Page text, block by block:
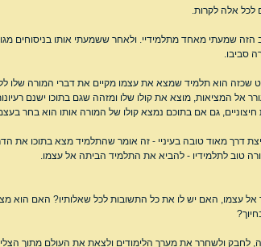
לכל אלה לקרות.
שמעתי מאחד מתלמידיי. ולאחר ששמעתי אותו בניסוחים
סביבו.
הוא תלמיד שמצא את עצמו מקיים את דברי המורה שלו
אל המציאות, מוצא את קולו שלו ומזהה שגם בתוכו ישנם
גם אם בתוכם נמצא קולו של המורה אותו הוא בחר
דרך מאוד טובה בעיניי - זה אומר שהתלמיד מצא בתוכו את
טוב לתלמידיו - להביא את התלמיד הביתה אל עצמו.
אל עצמו, האם יש לו את כל התשובות לכל שאלותיו? האם הוא
לחבק ולשחרר את מערך הלימודים ולצאת את העולם מתוך